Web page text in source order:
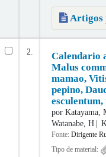
Artigos
2.
Calendario
Malus
mamao,
pepino,
por Katayama,
Watanabe, H
Fonte: Dirigente
Tipo de material: